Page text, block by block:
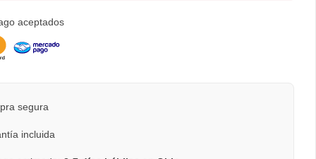
aceptados
segura
incluida